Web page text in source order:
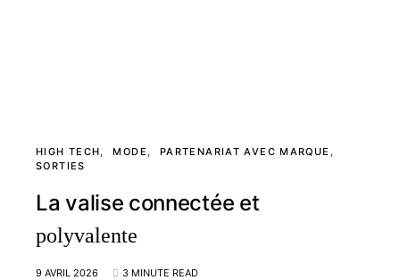
HIGH TECH MODE
PARTENARIAT AVEC MARQUE
SORTIES
La valise connectée et
polyvalente
9 AVRIL 2026 3 MINUTE READ